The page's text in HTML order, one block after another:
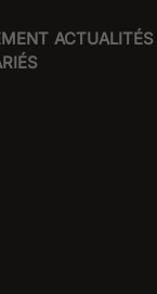
ACTUALITÉS